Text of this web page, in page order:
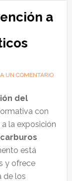
a
UN COMENTARIO
del
con
la exposición
está
y ofrece
de los